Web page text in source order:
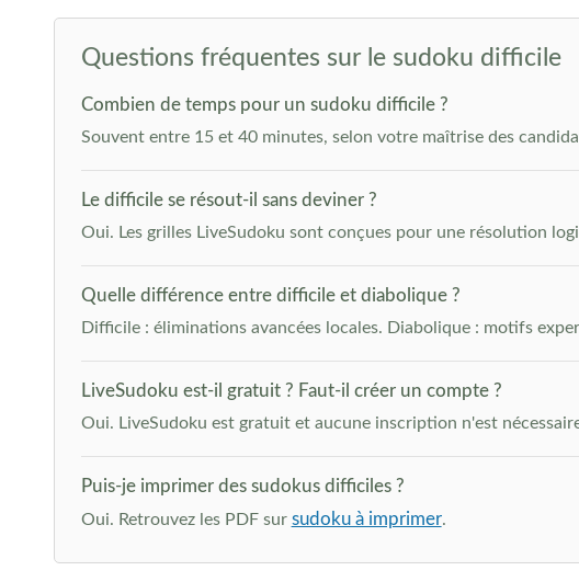
Questions fréquentes sur le sudoku difficile
Combien de temps pour un sudoku difficile ?
Souvent entre 15 et 40 minutes, selon votre maîtrise des
Le difficile se résout-il sans deviner ?
Oui. Les grilles LiveSudoku sont conçues pour une résolution
Quelle différence entre difficile et diabolique ?
Difficile : éliminations avancées locales. Diabolique : motifs
LiveSudoku est-il gratuit ? Faut-il créer un compte ?
Oui. LiveSudoku est gratuit et aucune inscription n'est
Puis-je imprimer des sudokus difficiles ?
Oui. Retrouvez les PDF sur sudoku à imprimer.